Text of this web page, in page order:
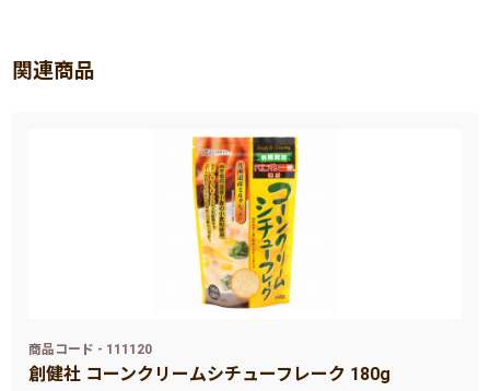
関連商品
商品コード - 111120
創健社 コーンクリームシチューフレーク 180g